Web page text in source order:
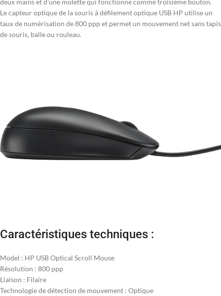
deux mains et d’une molette qui fonctionne comme troisième bouton.
Le capteur optique de la souris à défilement optique USB HP utilise un
taux de numérisation de 800 ppp et permet un mouvement net sans tapis
de souris, balle ou rouleau.
Caractéristiques techniques :
Model : HP USB Optical Scroll Mouse
Résolution : 800 ppp
Liaison : Filaire
Technologie de détection de mouvement : Optique